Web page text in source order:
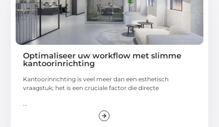
Optimaliseer uw workflow met slimme
kantoorinrichting
Kantoorinrichting is veel meer dan een esthetisch
vraagstuk; het is een cruciale factor die directe
...